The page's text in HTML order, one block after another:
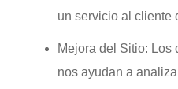
un servicio al cliente
Mejora del Sitio: Los
nos ayudan a